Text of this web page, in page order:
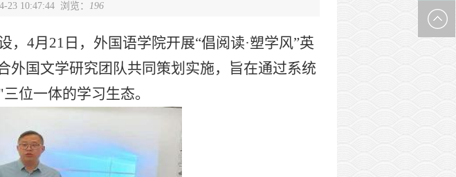
23 10:47:44 浏览： 196
， 4月 21 日，外国语学院开展“倡阅读·塑学风”英
外国文学研究团队共同策划实施，旨在通过系统
位一体的学习生态。
0971-